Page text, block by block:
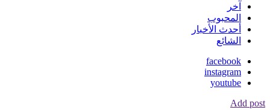
آخر
المحبوب
أحدث الأخبار
الشائع
facebook
instagram
youtube
Add post